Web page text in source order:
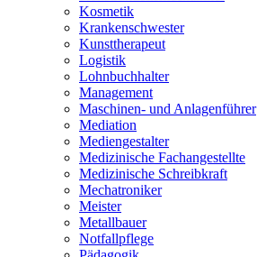
Kosmetik
Krankenschwester
Kunsttherapeut
Logistik
Lohnbuchhalter
Management
Maschinen- und Anlagenführer
Mediation
Mediengestalter
Medizinische Fachangestellte
Medizinische Schreibkraft
Mechatroniker
Meister
Metallbauer
Notfallpflege